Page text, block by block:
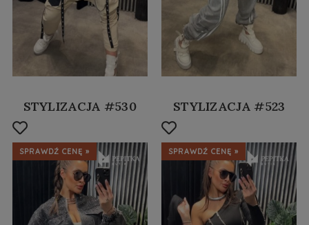
STYLIZACJA #530
SPRAWDŹ CENĘ »
STYLIZACJA #523
SPRAWDŹ CENĘ »